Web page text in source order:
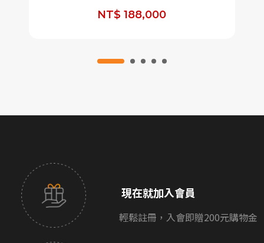
NT$ 188,000
現在就加入會員
輕鬆註冊，入會即贈200元購物金